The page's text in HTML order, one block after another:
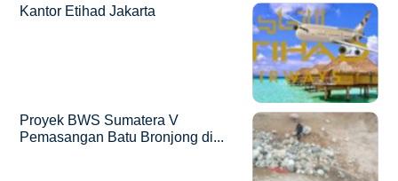
Kantor Etihad Jakarta
Proyek BWS Sumatera V
Pemasangan Batu Bronjong di...